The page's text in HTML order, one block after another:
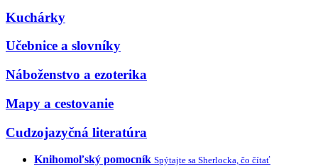
Kuchárky
Učebnice a slovníky
Náboženstvo a ezoterika
Mapy a cestovanie
Cudzojazyčná literatúra
Knihomoľský pomocník Spýtajte sa Sherlocka, čo čítať